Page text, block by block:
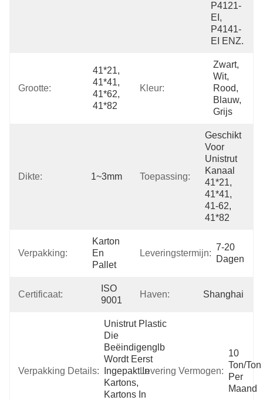
P4121-
EI,
P4141-
EI ENZ.
Grootte:
41*21,
41*41,
41*62,
41*82
Kleur:
Zwart,
Wit,
Rood,
Blauw,
Grijs
Dikte: 1~3mm Toepassing:
Geschikt
Voor
Unistrut
Kanaal
41*21,
41*41,
41-62,
41*82
Verpakking:
Karton
En
Pallet
Leveringstermijn:
7-20
Dagen
Certificaat:
ISO
9001
Haven: Shanghai
Verpakking Details:
Unistrut Plastic
Die
Beëindigenglb
Wordt Eerst
Ingepakt In
Kartons,
Kartons In
Levering Vermogen:
10
Ton/Ton
Per
Maand